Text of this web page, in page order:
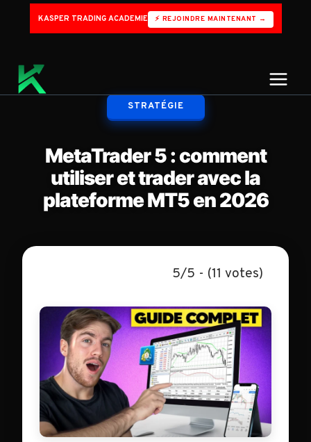
KASPER TRADING ACADEMIE ⚡ REJOINDRE MAINTENANT →
STRATÉGIE
MetaTrader 5 : comment
utiliser et trader avec la
plateforme MT5 en 2026
5/5 - (11 votes)